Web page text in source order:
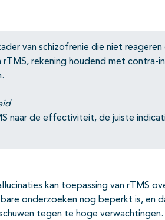
van schizofrenie die niet
rekening houdend met contra-
naar de effectiviteit, de juiste
kan toepassing van rTMS
onder­zoeken nog beperkt is, en
tegen te hoge